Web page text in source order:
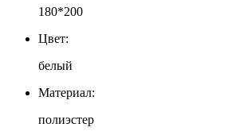
180*200
Цвет:
белый
Материал:
полиэстер